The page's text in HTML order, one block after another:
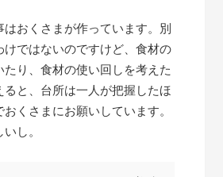
おくさまが作っています。別
けではないのですけど、食材の
り、食材の使い回しを考えた
ると、台所は一人が把握したほ
くさまにお願いしています。
し。